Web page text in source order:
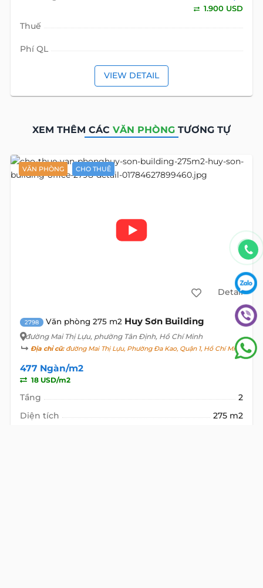
1.900 USD
Thuế
Phí QL
VIEW DETAIL
XEM THÊM CÁC VĂN PHÒNG TƯƠNG TỰ
VĂN PHÒNG CHO THUÊ
Detail
2798 Văn phòng 275 m2 Huy Sơn Building
đường Mai Thị Lựu, phường Tân Định, Hồ Chí Minh
Địa chỉ cũ:đường Mai Thị Lựu, Phường Đa Kao, Quận 1, Hồ Chí Minh
477 Ngàn/m2
18 USD/m2
Tầng
2
Diện tích
275 m2